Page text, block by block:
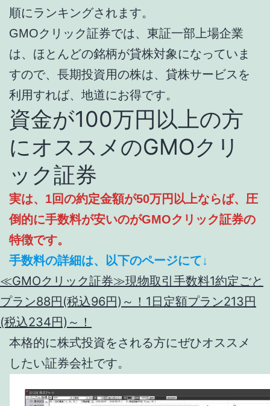
順にランキングされます。
GMOクリック証券では、東証一部上場企業
は、ほとんどの銘柄が貸株対象になっていま
すので、長期投資用の株は、貸株サービスを
利用すれば、地道にお得です。
資金が100万円以上の方
にオススメのGMOクリ
ック証券
実は、1回の約定金額が50万円以上ならば、圧
倒的に手数料が安いのがGMOクリック証券の
特徴です。
手数料の詳細は、以下のページにて↓
≪GMOクリック証券≫現物取引手数料1約定ごと
プラン88円(税込96円)～！1日定額プラン213円
(税込234円)～！
本格的に株式投資をされる方にぜひオススメ
したい証券会社です。